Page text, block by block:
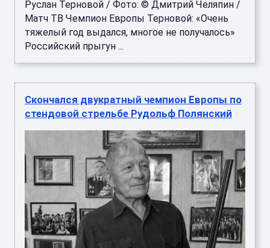
Руслан Терновой / Фото: © Дмитрий Челяпин /
Матч ТВ Чемпион Европы Терновой: «Очень
тяжелый год выдался, многое не получалось»
Российский прыгун ...
Скончался двукратный чемпион Европы по
стендовой стрельбе Рудольф Полянский